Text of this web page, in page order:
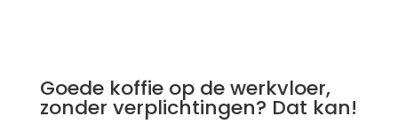
Goede koffie op de werkvloer,
zonder verplichtingen? Dat kan!